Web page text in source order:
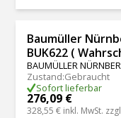
Baumüller
BUK622 (
BAUMÜLLER
Zustand:Gebraucht
Sofort lieferbar
276,09 €
328,55 € inkl. MwSt.